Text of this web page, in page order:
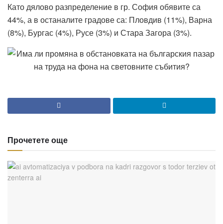
Като дялово разпределение в гр. София обявите са
44%, а в останалите градове са: Пловдив (11%), Варна
(8%), Бургас (4%), Русе (3%) и Стара Загора (3%).
Прочетете още